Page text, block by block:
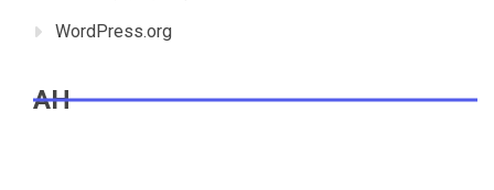
WordPress.org
AH